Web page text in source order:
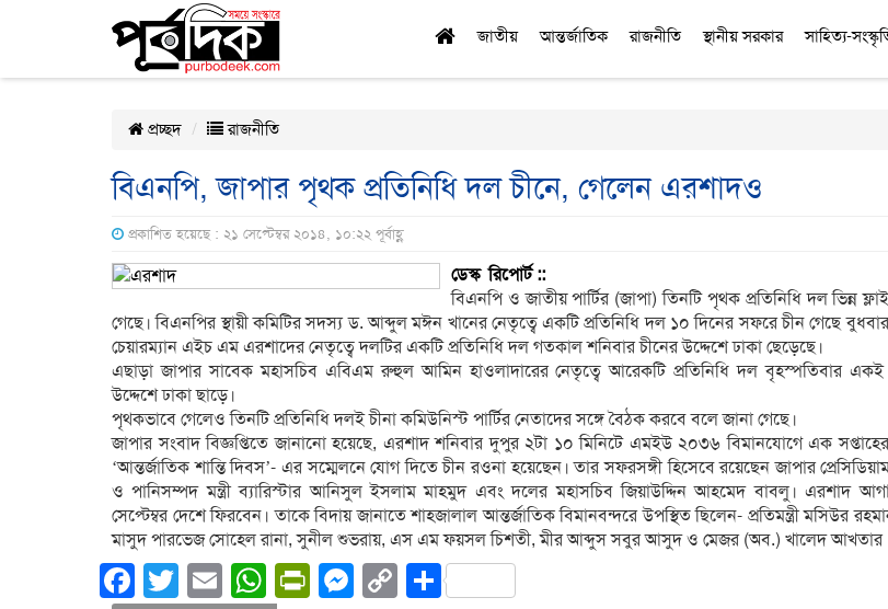
জাতীয় আন্তর্জাতিক রাজনীতি স্থানীয় সরকার সাহিত্য-
প্রচ্ছদ রাজনীতি
বিএনপি, জাপার পৃথক প্রতিনিধি দল চীনে, গেলেন এরশাদও
প্রকাশিত হয়েছে : ২১ সেপ্টেম্বর ২০১৪, ১০:২২ পূর্বাহ্ণ
ডেস্ক রিপোর্ট ::
বিএনপি ও জাতীয় পার্টির (জাপা) তিনটি পৃথক প্রতিনিধি দল ভিন্ন
গেছে। বিএনপির স্থায়ী কমিটির সদস্য ড. আব্দুল মঈন খানের নেতৃত্বে একটি প্রতিনিধি দল ১০ দিনের সফরে চীন গেছে
চেয়ারম্যান এইচ এম এরশাদের নেতৃত্বে দলটির একটি প্রতিনিধি দল গতকাল শনিবার চীনের উদ্দেশে ঢাকা ছেড়েছে।
এছাড়া জাপার সাবেক মহাসচিব এবিএম রুহুল আমিন হাওলাদারের নেতৃত্বে আরেকটি প্রতিনিধি দল বৃহস্পতিবার একই
উদ্দেশে ঢাকা ছাড়ে।
পৃথকভাবে গেলেও তিনটি প্রতিনিধি দলই চীনা কমিউনিস্ট পার্টির নেতাদের সঙ্গে বৈঠক করবে বলে জানা গেছে।
জাপার সংবাদ বিজ্ঞপ্তিতে জানানো হয়েছে, এরশাদ শনিবার দুপুর ২টা ১০ মিনিটে এমইউ ২০৩৬ বিমানযোগে এক
‘আন্তর্জাতিক শান্তি দিবস’- এর সম্মেলনে যোগ দিতে চীন রওনা হয়েছেন। তার সফরসঙ্গী হিসেবে রয়েছেন জাপার
ও পানিসম্পদ মন্ত্রী ব্যারিস্টার আনিসুল ইসলাম মাহমুদ এবং দলের মহাসচিব জিয়াউদ্দিন আহমেদ বাবলু। এরশাদ
সেপ্টেম্বর দেশে ফিরবেন। তাকে বিদায় জানাতে শাহজালাল আন্তর্জাতিক বিমানবন্দরে উপস্থিত ছিলেন- প্রতিমন্ত্রী মসিউর
মাসুদ পারভেজ সোহেল রানা, সুনীল শুভরায়, এস এম ফয়সল চিশতী, মীর আব্দুস সবুর আসুদ ও মেজর (অব.) খালেদ আখতার
Facebook
Twitter
EmailWhatsApp
PrintFriendly
Messenger
CopyShare